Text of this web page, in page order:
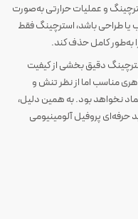
و عملیات حرارتی به‌صورت
طراحی باشد، استرچینگ فقط
به‌طور کامل حذف کند.
دقیق بخشی از کیفیت
مناسب اما از نظر تنش و
نخواهد بود. به همین دلیل،
پروفیل آلومینیومی